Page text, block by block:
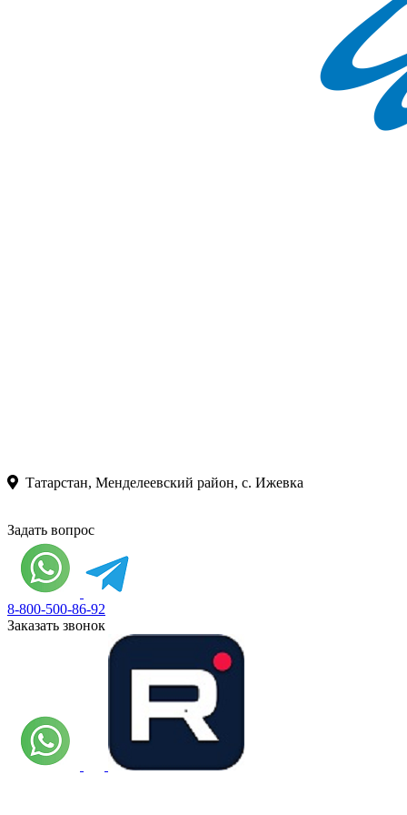
Татарстан, Менделеевский район, с. Ижевка
Задать вопрос
8-800-500-86-92
Заказать звонок